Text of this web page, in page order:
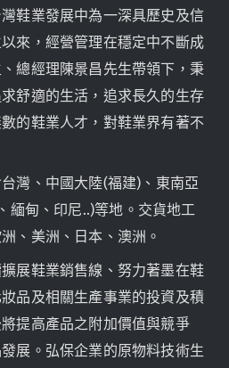
鞋業發展中為一深具歷史及信
來，經營管理在穩定中不斷成
總經理陳景昌先生帶領下，秉
舒適的生活，追求長久的生存
的鞋業人才，對鞋業界有著不
灣、中國大陸(福建)、東南亞
緬甸、印尼..)等地。交貨地工
、美洲、日本、澳洲。
擴展鞋業銷售線、努力著墨在鞋
品及相關生產事業的投資及積
提高產品之附加價值與競爭
展。弘保企業的原物料技術生